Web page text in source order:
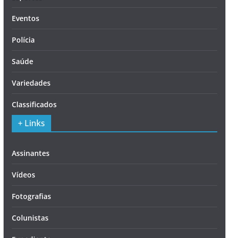
Eventos
Polícia
Saúde
Variedades
Classificados
+ Links
Assinantes
Vídeos
Fotografias
Colunistas